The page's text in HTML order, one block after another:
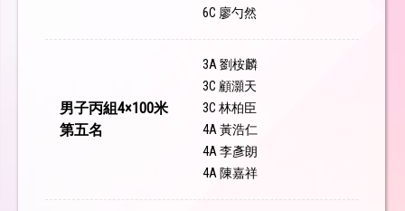
6C 廖勺然
男子丙組4×100米
第五名
3A 劉桉麟
3C 顧灝天
3C 林柏臣
4A 黃浩仁
4A 李彥朗
4A 陳嘉祥